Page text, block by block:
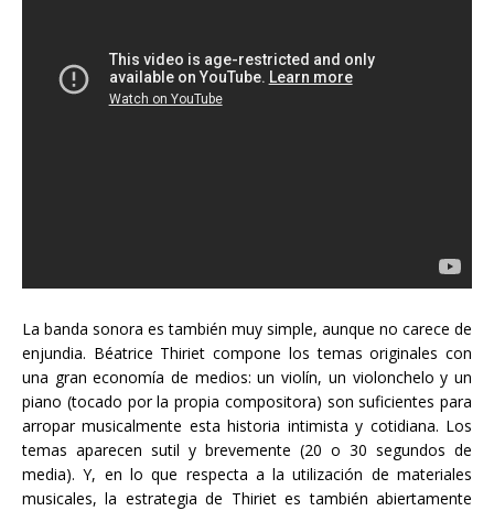
La banda sonora es también muy simple, aunque no carece de
enjundia. Béatrice Thiriet compone los temas originales con
una gran economía de medios: un violín, un violonchelo y un
piano (tocado por la propia compositora) son suficientes para
arropar musicalmente esta historia intimista y cotidiana. Los
temas aparecen sutil y brevemente (20 o 30 segundos de
media). Y, en lo que respecta a la utilización de materiales
musicales, la estrategia de Thiriet es también abiertamente